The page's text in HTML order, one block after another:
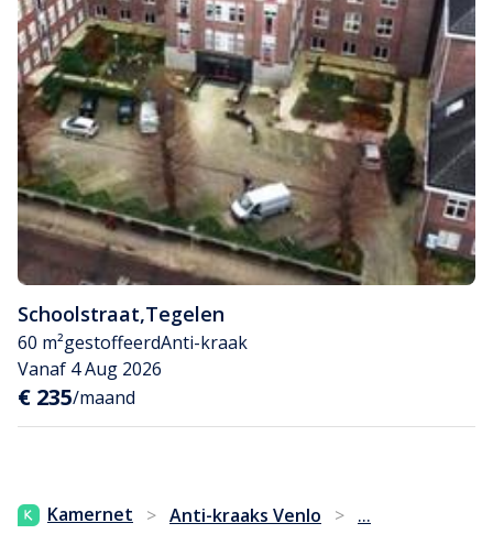
Schoolstraat,Tegelen
60 m²gestoffeerdAnti-kraak
Vanaf 4 Aug 2026
€ 235/maand
Kamernet > Anti-kraaks Venlo > ...